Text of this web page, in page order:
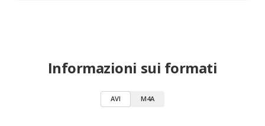
Informazioni sui formati
AVI M4A